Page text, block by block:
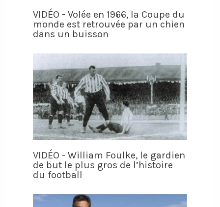
VIDÉO - Volée en 1966, la Coupe du
monde est retrouvée par un chien
dans un buisson
VIDÉO - William Foulke, le gardien
de but le plus gros de l’histoire
du football